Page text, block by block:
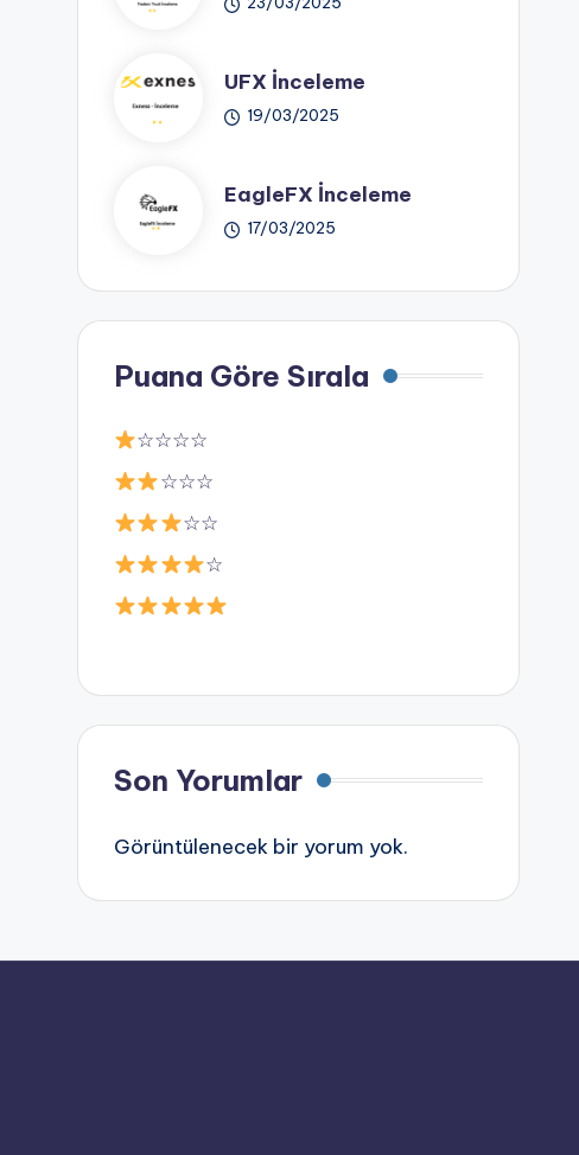
UFX İnceleme
19/03/2025
EagleFX İnceleme
17/03/2025
Puana Göre Sırala
☆☆☆☆
☆☆☆
☆☆
☆
Son Yorumlar
Görüntülenecek bir yorum yok.